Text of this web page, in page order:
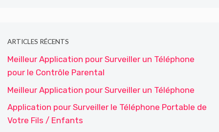
ARTICLES RÉCENTS
Meilleur Application pour Surveiller un Téléphone
pour le Contrôle Parental
Meilleur Application pour Surveiller un Téléphone
Application pour Surveiller le Téléphone Portable de
Votre Fils / Enfants